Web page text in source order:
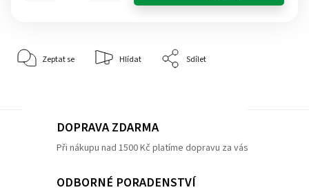
Zeptat se Hlídat Sdílet
DOPRAVA ZDARMA
Při nákupu nad 1500 Kč platíme dopravu za vás
ODBORNÉ PORADENSTVÍ